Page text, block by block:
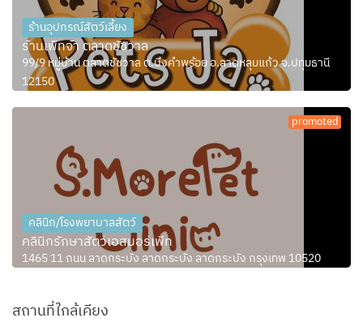
ร้านอุปกรณ์สัตว์เลี้ยง
ร้านเพ็ทจ้า ตลาดชัชวาล
99/9 หมู่บ้าน ตลาดชัชวาล ต.บึงคำพร้อย อ.ลาดหลุมแก้ว จ.ปทุมธานี
12150
promoted
คลินิก/โรงพยาบาลสัตว์
คลินิกรักษาสัตว์เอสมอร์เพ็ท
1465 11 ถนน ลาดกระบัง ลาดกระบัง ลาดกระบัง กรุงเทพ 10520
สถานที่ใกล้เคียง